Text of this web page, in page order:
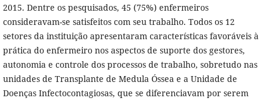
2015. Dentre os pesquisados, 45 (75%) enfermeiros
consideravam-se satisfeitos com seu trabalho. Todos os 12
setores da instituição apresentaram características favoráveis à
prática do enfermeiro nos aspectos de suporte dos gestores,
autonomia e controle dos processos de trabalho, sobretudo nas
unidades de Transplante de Medula Óssea e a Unidade de
Doenças Infectocontagiosas, que se diferenciavam por serem